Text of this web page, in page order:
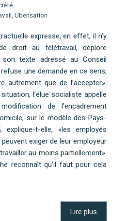
, Uberisation
expresse, en effet, il n’y
droit au télétravail, déplore
texte adressé au Conseil
une demande en ce sens,
autrement que de l’accepter».
l’élue socialiste appelle
de l’encadrement
sur le modèle des Pays-
t-elle, «les employés
exiger de leur employeur
au moins partiellement».
reconnaît qu’il faut pour cela
Lire plus